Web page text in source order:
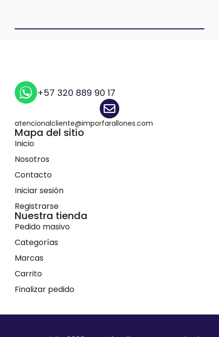
+57 320 889 90 17
atencionalcliente@imporfarallones.com
Mapa del sitio
Inicio
Nosotros
Contacto
Iniciar sesión
Registrarse
Nuestra tienda
Pedido masivo
Categorías
Marcas
Carrito
Finalizar pedido